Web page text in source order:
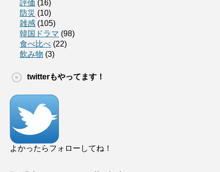
評価 (16)
防災 (10)
雑感 (105)
韓国ドラマ (98)
食べ比べ (22)
飲み物 (3)
twitterもやってます！
よかったらフォローしてね！